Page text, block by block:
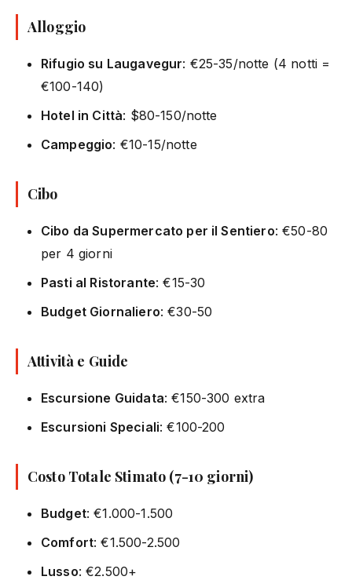
Alloggio
Rifugio su Laugavegur: €25-35/notte (4 notti =
€100-140)
Hotel in Città: $80-150/notte
Campeggio: €10-15/notte
Cibo
Cibo da Supermercato per il Sentiero: €50-80
per 4 giorni
Pasti al Ristorante: €15-30
Budget Giornaliero: €30-50
Attività e Guide
Escursione Guidata: €150-300 extra
Escursioni Speciali: €100-200
Costo Totale Stimato (7-10 giorni)
Budget: €1.000-1.500
Comfort: €1.500-2.500
Lusso: €2.500+